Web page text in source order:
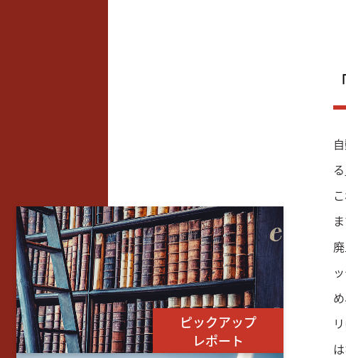
ピックアップ
レポート